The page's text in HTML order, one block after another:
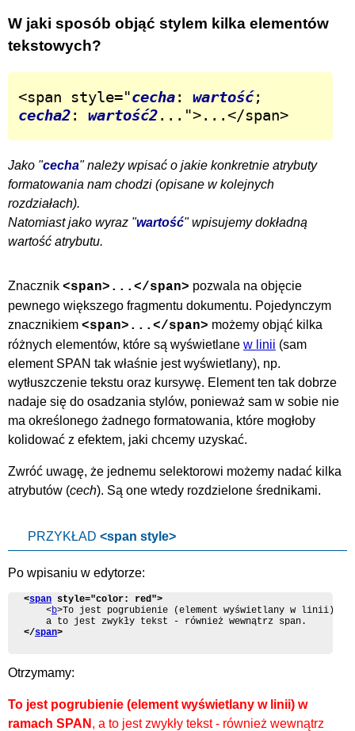
W jaki sposób objąć stylem kilka elementów
tekstowych?
<span style="cecha: wartość
cecha2: wartość2...">...</span>
Jako "cecha" należy wpisać o jakie konkretnie atrybuty
formatowania nam chodzi (opisane w kolejnych
rozdziałach).
Natomiast jako wyraz "wartość" wpisujemy dokładną
wartość atrybutu.
Znacznik <span>...</span> pozwala na objęcie
pewnego większego fragmentu dokumentu. Pojedynczym
znacznikiem <span>...</span> możemy objąć kilka
różnych elementów, które są wyświetlane w linii (sam
element SPAN tak właśnie jest wyświetlany), np.
wytłuszczenie tekstu oraz kursywę. Element ten tak dobrze
nadaje się do osadzania stylów, ponieważ sam w sobie nie
ma określonego żadnego formatowania, które mogłoby
kolidować z efektem, jaki chcemy uzyskać.
Zwróć uwagę, że jednemu selektorowi możemy nadać kilka
atrybutów (cech). Są one wtedy rozdzielone średnikami.
PRZYKŁAD <span style>
Po wpisaniu w edytorze:
<span style="color: red">
	<
b>To jest pogrubienie (element wyświetlany w linii) w
</span>
Otrzymamy:
To jest pogrubienie (element wyświetlany w linii) w
ramach SPAN , a to jest zwykły tekst - również wewnątrz